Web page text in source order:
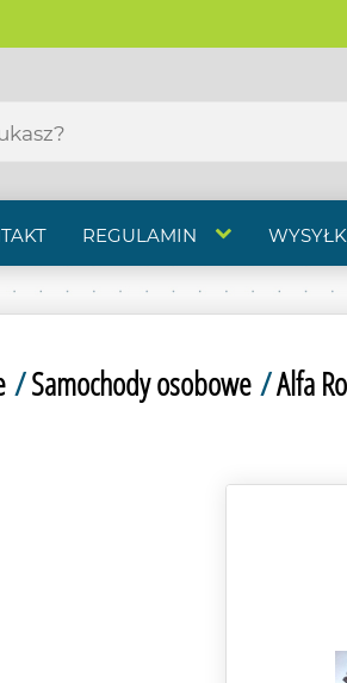
REGULAMIN
/Samochody osobowe/Alfa